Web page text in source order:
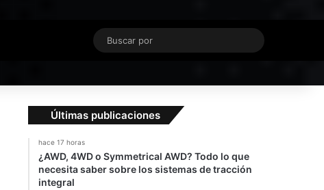
Buscar
Últimas publicaciones
hace 17 horas
¿AWD, 4WD o Symmetrical AWD? Todo lo que
necesita saber sobre los sistemas de tracción
integral